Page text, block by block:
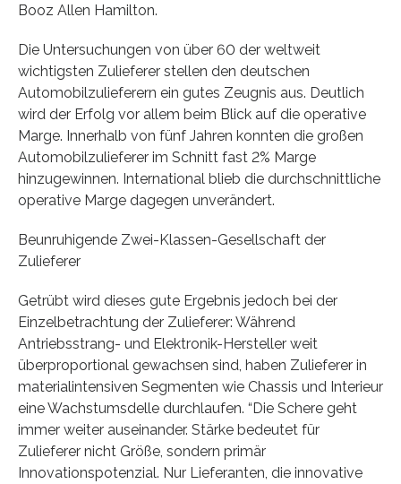
Booz Allen Hamilton.
Die Untersuchungen von über 60 der weltweit
wichtigsten Zulieferer stellen den deutschen
Automobilzulieferern ein gutes Zeugnis aus. Deutlich
wird der Erfolg vor allem beim Blick auf die operative
Marge. Innerhalb von fünf Jahren konnten die großen
Automobilzulieferer im Schnitt fast 2% Marge
hinzugewinnen. International blieb die durchschnittliche
operative Marge dagegen unverändert.
Beunruhigende Zwei-Klassen-Gesellschaft der
Zulieferer
Getrübt wird dieses gute Ergebnis jedoch bei der
Einzelbetrachtung der Zulieferer: Während
Antriebsstrang- und Elektronik-Hersteller weit
überproportional gewachsen sind, haben Zulieferer in
materialintensiven Segmenten wie Chassis und Interieur
eine Wachstumsdelle durchlaufen. “Die Schere geht
immer weiter auseinander. Stärke bedeutet für
Zulieferer nicht Größe, sondern primär
Innovationspotenzial. Nur Lieferanten, die innovative